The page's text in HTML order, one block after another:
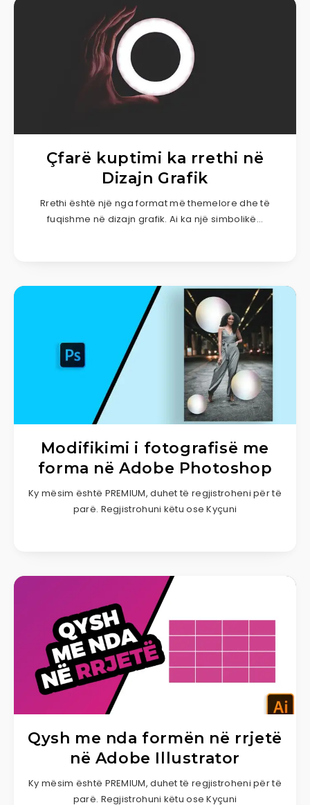
Çfarë kuptimi ka rrethi në
Dizajn Grafik
Rrethi është një nga format më themelore dhe të
fuqishme në dizajn grafik. Ai ka një simbolikë…
Modifikimi i fotografisë me
forma në Adobe Photoshop
Ky mësim është PREMIUM, duhet të regjistroheni për të
parë. Regjistrohuni këtu ose Kyçuni
Qysh me nda formën në rrjetë
në Adobe Illustrator
Ky mësim është PREMIUM, duhet të regjistroheni për të
parë. Regjistrohuni këtu ose Kyçuni